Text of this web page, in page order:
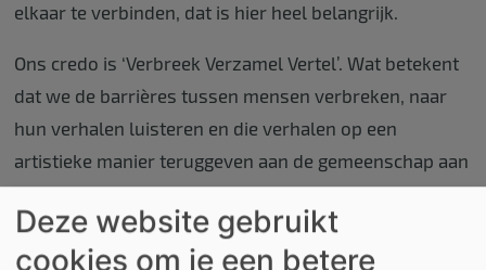
elkaar te verbinden, dat is hier heel belangrijk.
Ons credo is ‘Verbreek Verzamel Vertel’. Wat betekent
dat we de barrières tussen mensen verbreken, naar
hun verhalen luisteren en die verhalen op een
artistieke manier teruggeven aan de gemeenschap aan
de hand van theater, panelgesprekken, lezingen, etc.
Onze theatervoorstellingen zijn dus geen klassieke
Deze website gebruikt
cookies om je een betere